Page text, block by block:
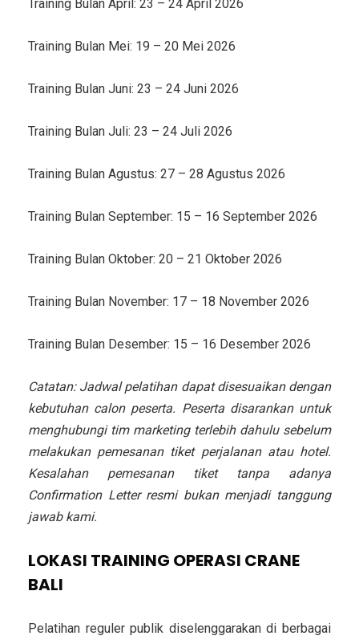
Training Bulan April: 23 – 24 April 2026
Training Bulan Mei: 19 – 20 Mei 2026
Training Bulan Juni: 23 – 24 Juni 2026
Training Bulan Juli: 23 – 24 Juli 2026
Training Bulan Agustus: 27 – 28 Agustus 2026
Training Bulan September: 15 – 16 September 2026
Training Bulan Oktober: 20 – 21 Oktober 2026
Training Bulan November: 17 – 18 November 2026
Training Bulan Desember: 15 – 16 Desember 2026
Catatan: Jadwal pelatihan dapat disesuaikan dengan
kebutuhan calon peserta. Peserta disarankan untuk
menghubungi tim marketing terlebih dahulu sebelum
melakukan pemesanan tiket perjalanan atau hotel.
Kesalahan pemesanan tiket tanpa adanya
Confirmation Letter resmi bukan menjadi tanggung
jawab kami.
LOKASI TRAINING OPERASI CRANE
BALI
Pelatihan reguler publik diselenggarakan di berbagai